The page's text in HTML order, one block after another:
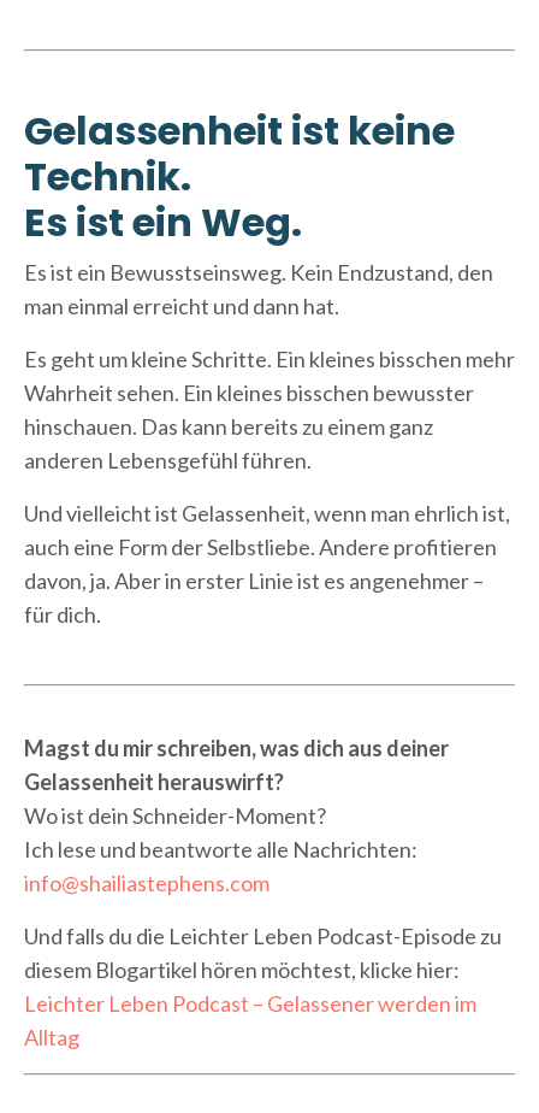
Gelassenheit ist keine
Technik.
Es ist ein Weg.
Es ist ein Bewusstseinsweg. Kein Endzustand, den
man einmal erreicht und dann hat.
Es geht um kleine Schritte. Ein kleines bisschen mehr
Wahrheit sehen. Ein kleines bisschen bewusster
hinschauen. Das kann bereits zu einem ganz
anderen Lebensgefühl führen.
Und vielleicht ist Gelassenheit, wenn man ehrlich ist,
auch eine Form der Selbstliebe. Andere profitieren
davon, ja. Aber in erster Linie ist es angenehmer –
für dich.
Magst du mir schreiben, was dich aus deiner
Gelassenheit herauswirft?
Wo ist dein Schneider-Moment?
Ich lese und beantworte alle Nachrichten:
info@shailiastephens.com
Und falls du die Leichter Leben Podcast-Episode zu
diesem Blogartikel hören möchtest, klicke hier:
Leichter Leben Podcast – Gelassener werden im
Alltag